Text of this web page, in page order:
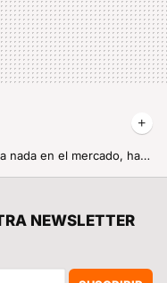
El aparato Xiaomi que no se parece a nada en el mercado, ha ganado premios internacionales y hasta se exhibe en un museo
El cambio de paradigma en el siguiente móvil plegable Xiaomi: el diseño de plegado ancho
NEWSLETTER